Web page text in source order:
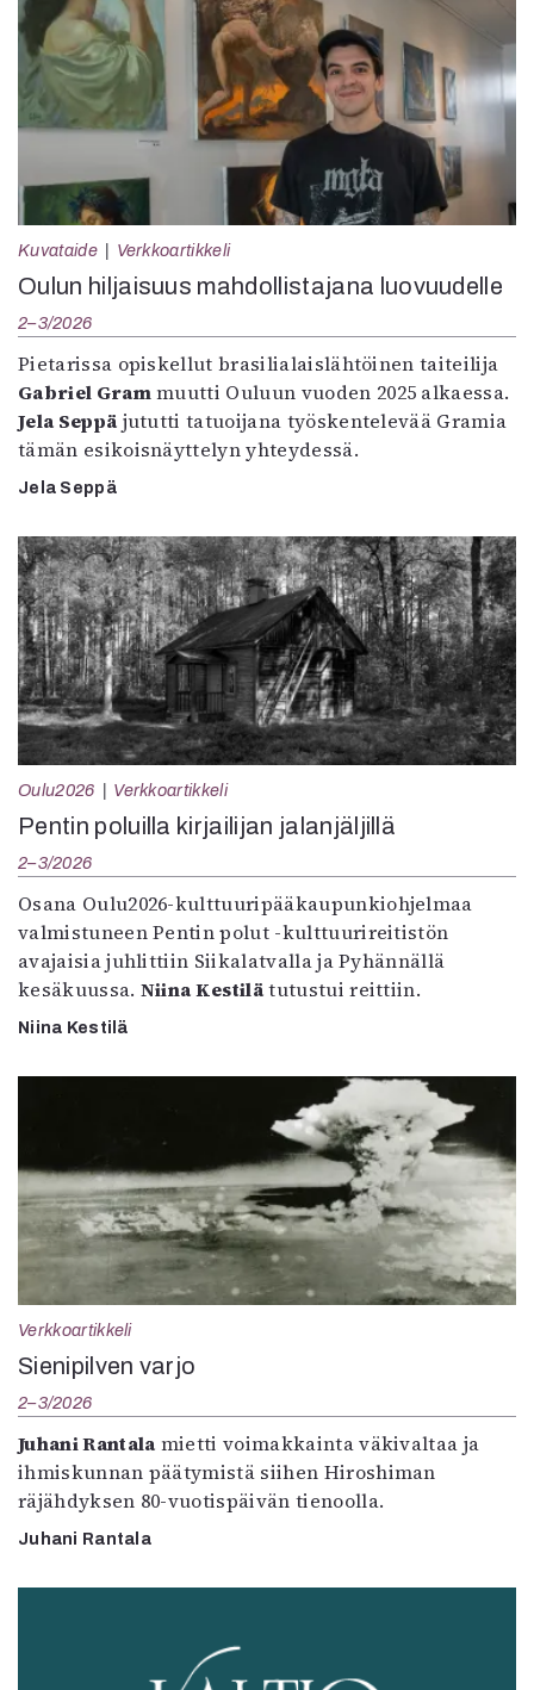
Kuvataide Verkkoartikkeli
Oulun hiljaisuus mahdollistajana luovuudelle
2–3/2026
Pietarissa opiskellut brasilialaislähtöinen taiteilija
Gabriel Grammuutti Ouluun vuoden 2025 alkaessa.
Jela Seppä jututti tatuoijana työskentelevää Gramia
tämän esikoisnäyttelyn yhteydessä.
Jela Seppä
Oulu2026 Verkkoartikkeli
Pentin poluilla kirjailijan jalanjäljillä
2–3/2026
Osana Oulu2026-kulttuuripääkaupunkiohjelmaa
valmistuneen Pentin polut -kulttuurireitistön
avajaisia juhlittiin Siikalatvalla ja Pyhännällä
kesäkuussa. Niina Kestilätutustui reittiin.
Niina Kestilä
Verkkoartikkeli
Sienipilven varjo
2–3/2026
Juhani Rantala mietti voimakkainta väkivaltaa ja
ihmiskunnan päätymistä siihen Hiroshiman
räjähdyksen 80-vuotispäivän tienoolla.
Juhani Rantala